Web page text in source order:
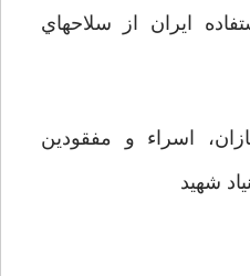
ايران از سلاحهاي
اسراء و مفقودين
شهيد